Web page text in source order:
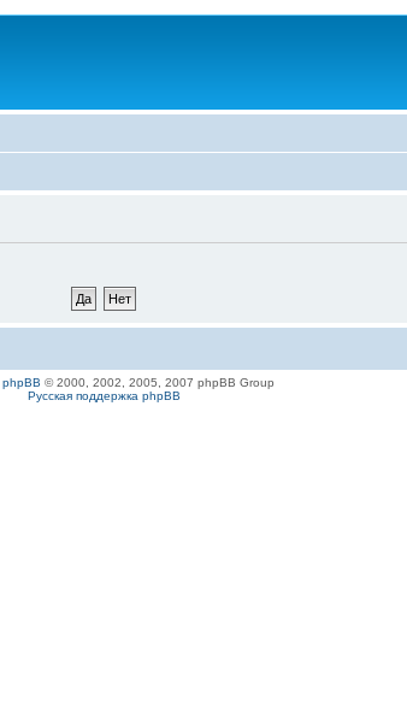
phpBB © 2000, 2002, 2005, 2007 phpBB Group
Русская поддержка phpBB